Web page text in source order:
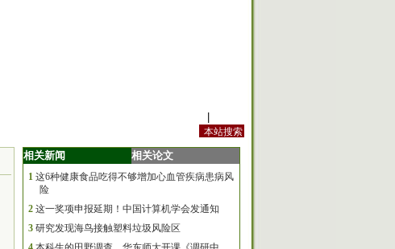
相关新闻 相关论文
1 这6种健康食品吃得不够增加心血管疾病患病风
险
2 这一奖项申报延期！中国计算机学会发通知
3 研究发现海鸟接触塑料垃圾风险区